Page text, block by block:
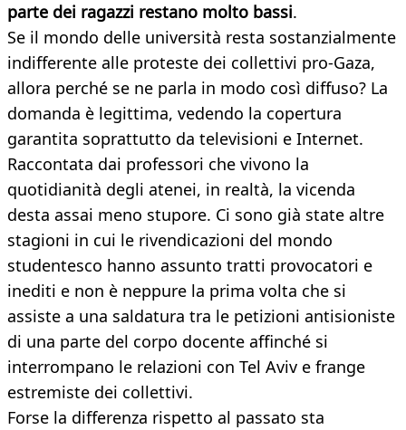
parte dei ragazzi restano molto bassi.
Se il mondo delle università resta sostanzialmente
indifferente alle proteste dei collettivi pro-Gaza,
allora perché se ne parla in modo così diffuso? La
domanda è legittima, vedendo la copertura
garantita soprattutto da televisioni e Internet.
Raccontata dai professori che vivono la
quotidianità degli atenei, in realtà, la vicenda
desta assai meno stupore. Ci sono già state altre
stagioni in cui le rivendicazioni del mondo
studentesco hanno assunto tratti provocatori e
inediti e non è neppure la prima volta che si
assiste a una saldatura tra le petizioni antisioniste
di una parte del corpo docente affinché si
interrompano le relazioni con Tel Aviv e frange
estremiste dei collettivi.
Forse la differenza rispetto al passato sta